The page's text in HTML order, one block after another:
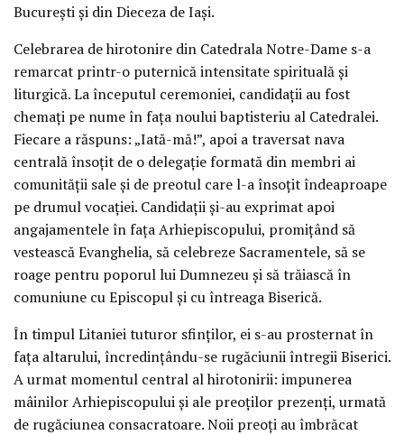
București și din Dieceza de Iași.
Celebrarea de hirotonire din Catedrala Notre-Dame s-a
remarcat printr-o puternică intensitate spirituală și
liturgică. La începutul ceremoniei, candidații au fost
chemați pe nume în fața noului baptisteriu al Catedralei.
Fiecare a răspuns: „Iată-mă!”, apoi a traversat nava
centrală însoțit de o delegație formată din membri ai
comunității sale și de preotul care l-a însoțit îndeaproape
pe drumul vocației. Candidații și-au exprimat apoi
angajamentele în fața Arhiepiscopului, promițând să
vestească Evanghelia, să celebreze Sacramentele, să se
roage pentru poporul lui Dumnezeu și să trăiască în
comuniune cu Episcopul și cu întreaga Biserică.
În timpul Litaniei tuturor sfinților, ei s-au prosternat în
fața altarului, încredințându-se rugăciunii întregii Biserici.
A urmat momentul central al hirotonirii: impunerea
mâinilor Arhiepiscopului și ale preoților prezenți, urmată
de rugăciunea consacratoare. Noii preoți au îmbrăcat